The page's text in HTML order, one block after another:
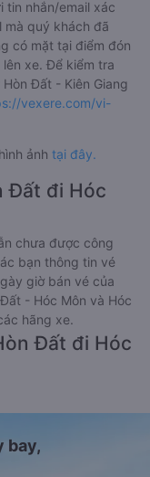
tin nhắn/email xác
mà quý khách đã
có mặt tại điểm đón
xe. Để kiểm tra
Đất - Kiên Giang
vexere.com/vi-
ảnh tại đây.
Đất đi Hóc
chưa được công
bạn thông tin vé
giờ bán vé của
- Hóc Môn và Hóc
hãng xe.
Đất đi Hóc
bay,